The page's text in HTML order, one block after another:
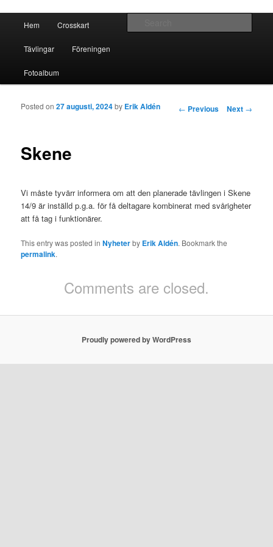
Crosskart Original
Skip to primary content
Skip to secondary content
Hem Crosskart
Tävlingar Föreningen
Fotoalbum
Post navigation
← Previous Next →
Skene
Posted on27 augusti, 2024by Erik Aldén
Vi måste tyvärr informera om att den planerade tävlingen i Skene
14/9 är inställd p.g.a. för få deltagare kombinerat med svårigheter
att få tag i funktionärer.
This entry was posted inNyheterby Erik Aldén. Bookmark the
permalink.
Comments are closed.
Proudly powered by WordPress